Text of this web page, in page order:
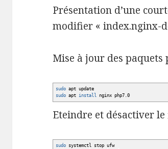
Présentation d’une
modifier « index.nginx-
Mise à jour des
sudo apt update
sudo aptinstall nginx php7.0
Eteindre et désactiver
sudo systemctl stop ufw